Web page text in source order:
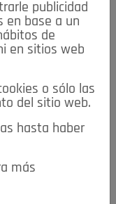
esta
CONTACTO
publicidad
en base a un
de
en sitios web
o sólo las
del sitio web.
hasta haber
más